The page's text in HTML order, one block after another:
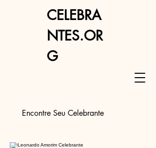
Encontre Seu Celebrante
CELEBRA
NTES.OR
G